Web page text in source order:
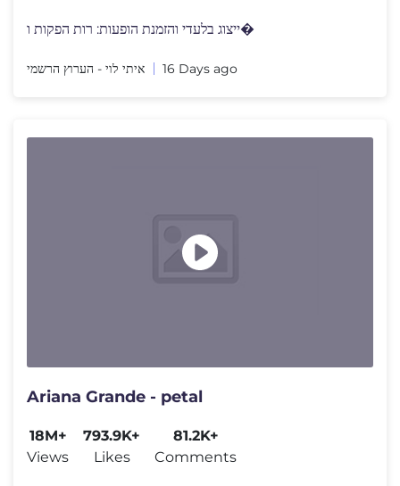
ייצוג בלעדי והזמנת הופעות: רות הפקות ו�
איתי לוי - הערוץ הרשמי 16 Days ago
Ariana Grande - petal
18M+
Views
793.9K+
Likes
81.2K+
Comments